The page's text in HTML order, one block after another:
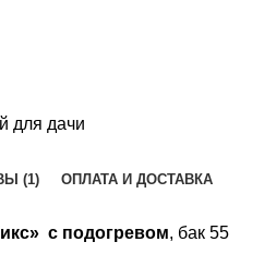
для дачи
(1) ОПЛАТА И ДОСТАВКА
c подогревом, бак 55